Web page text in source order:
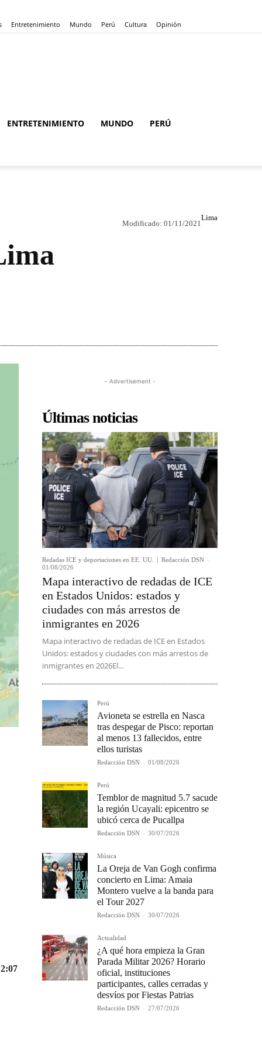
Entretenimiento Mundo Perú Cultura Opinión
ENTRETENIMIENTO MUNDO PERÚ
Lima
Modificado: 01/11/2021
- Advertisement -
Últimas noticias
Redadas ICE y deportaciones en EE. UU. Redacción DSN -
01/08/2026
Mapa interactivo de redadas de ICE
en Estados Unidos: estados y
ciudades con más arrestos de
inmigrantes en 2026
Mapa interactivo de redadas de ICE en Estados
Unidos: estados y ciudades con más arrestos de
inmigrantes en 2026El...
Perú
Avioneta se estrella en Nasca
tras despegar de Pisco: reportan
al menos 13 fallecidos, entre
ellos turistas
Redacción DSN - 01/08/2026
Perú
Temblor de magnitud 5.7 sacude
la región Ucayali: epicentro se
ubicó cerca de Pucallpa
Redacción DSN - 30/07/2026
Música
La Oreja de Van Gogh confirma
concierto en Lima: Amaia
Montero vuelve a la banda para
el Tour 2027
Redacción DSN - 30/07/2026
Actualidad
¿A qué hora empieza la Gran
Parada Militar 2026? Horario
oficial, instituciones
participantes, calles cerradas y
desvíos por Fiestas Patrias
Redacción DSN - 27/07/2026